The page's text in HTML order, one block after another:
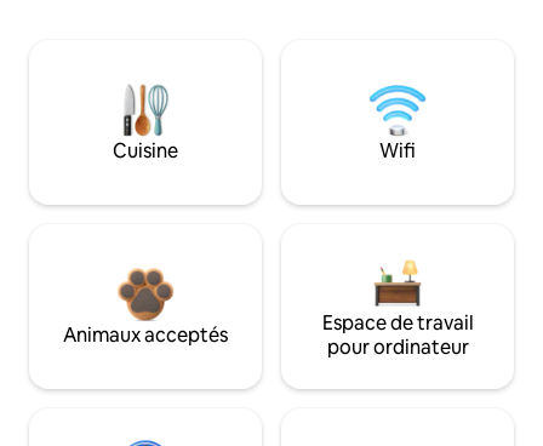
Cuisine Wifi
Animaux acceptés
Espace de travail
pour ordinateur